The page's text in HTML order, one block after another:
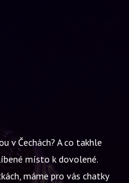
v Čechách? A co takhle
místo k dovolené.
máme pro vás chatky